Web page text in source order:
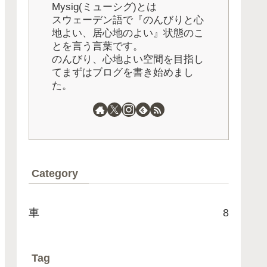
Mysig(ミューシグ)とは
スウェーデン語で『のんびりと心
地よい、居心地のよい』状態のこ
とを言う言葉です。
のんびり、心地よい空間を目指し
てまずはブログを書き始めまし
た。
Category
車 8
Tag